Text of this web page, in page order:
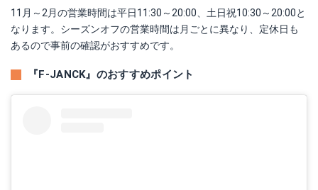
11月～2月の営業時間は平日11:30～20:00、土日祝10:30～20:00と
なります。シーズンオフの営業時間は月ごとに異なり、定休日も
あるので事前の確認がおすすめです。
『F-JANCK』のおすすめポイント